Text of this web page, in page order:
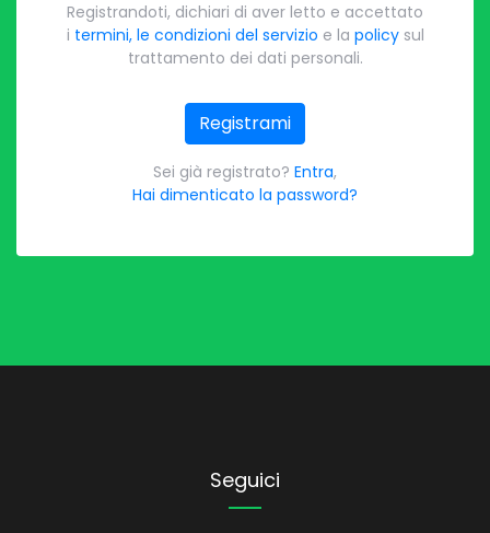
Registrandoti, dichiari di aver letto e accettato
i termini, le condizioni del servizio e la policysul
trattamento dei dati personali.
Registrami
Sei già registrato? Entra,
Hai dimenticato la password?
Seguici